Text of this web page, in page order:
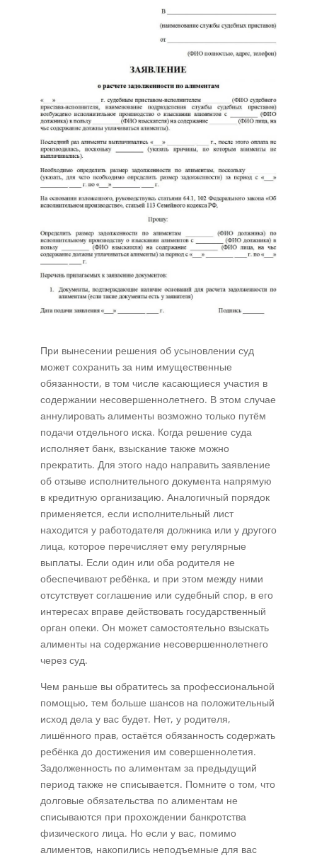
При вынесении решения об усыновлении суд
может сохранить за ним имущественные
обязанности, в том числе касающиеся участия в
содержании несовершеннолетнего. В этом случае
аннулировать алименты возможно только путём
подачи отдельного иска. Когда решение суда
исполняет банк, взыскание также можно
прекратить. Для этого надо направить заявление
об отзыве исполнительного документа напрямую
в кредитную организацию. Аналогичный порядок
применяется, если исполнительный лист
находится у работодателя должника или у другого
лица, которое перечисляет ему регулярные
выплаты. Если один или оба родителя не
обеспечивают ребёнка, и при этом между ними
отсутствует соглашение или судебный спор, в его
интересах вправе действовать государственный
орган опеки. Он может самостоятельно взыскать
алименты на содержание несовершеннолетнего
через суд.
Чем раньше вы обратитесь за профессиональной
помощью, тем больше шансов на положительный
исход дела у вас будет. Нет, у родителя,
лишённого прав, остаётся обязанность содержать
ребёнка до достижения им совершеннолетия.
Задолженность по алиментам за предыдущий
период также не списывается. Помните о том, что
долговые обязательства по алиментам не
списываются при прохождении банкротства
физического лица. Но если у вас, помимо
алиментов, накопились неподъемные для вас